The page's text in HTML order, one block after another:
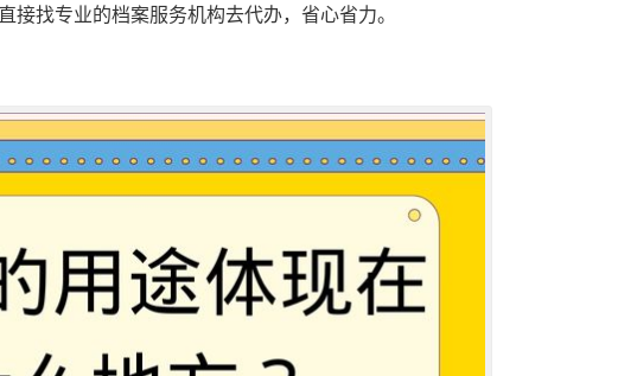
找专业的档案服务机构去代办，省心省力。